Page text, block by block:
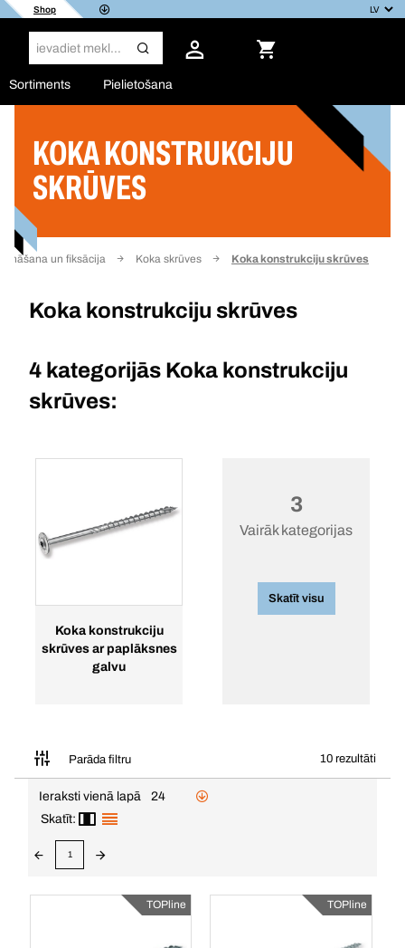
Shop
Sortiments Pielietošana
KOKA KONSTRUKCIJU
SKRŪVES
un fiksācija Koka skrūves Koka konstrukciju skrūves
Koka konstrukciju skrūves
4 kategorijās Koka konstrukciju
skrūves:
Koka konstrukciju
skrūves ar paplāksnes
galvu
3
Vairāk kategorijas
Skatīt visu
Parāda filtru 10 rezultāti
Filtrs
Ieraksti vienā lapā
24
Skatīt:
1
TOPline TOPline